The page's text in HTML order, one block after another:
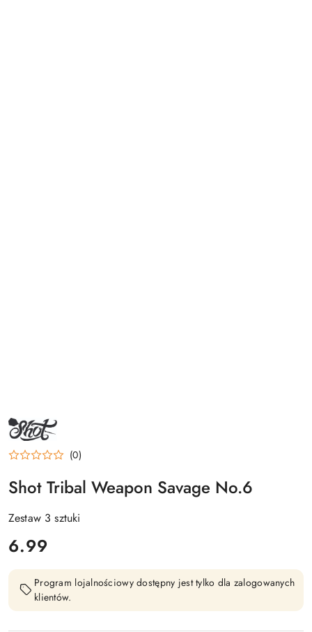
NAZWA
PRODUCENTA:
SHOT
(0)
Shot Tribal Weapon Savage No.6
Zestaw 3 sztuki
cena:
6.99
Program lojalnościowy dostępny jest tylko dla zalogowanych
klientów.